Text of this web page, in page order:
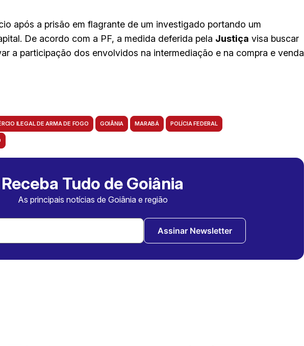
após a prisão em flagrante de um investigado portando um
De acordo com a PF, a medida deferida pela Justiça visa buscar
a participação dos envolvidos na intermediação e na compra e venda
ILEGAL DE ARMA DE FOGO GOIÂNIA MARABÁ POLÍCIA FEDERAL
Receba Tudo de Goiânia
As principais notícias de Goiânia e região
Assinar Newsletter